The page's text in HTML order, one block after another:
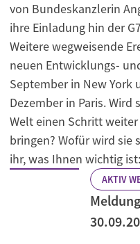
von Bundeskanzlerin
ihre Einladung hin der
Weitere wegweisende
neuen Entwicklungs-
September in New York
Dezember in Paris. Wird
Welt einen Schritt
bringen? Wofür wird sie
ihr, was Ihnen wichtig
AKTIV
Meldung